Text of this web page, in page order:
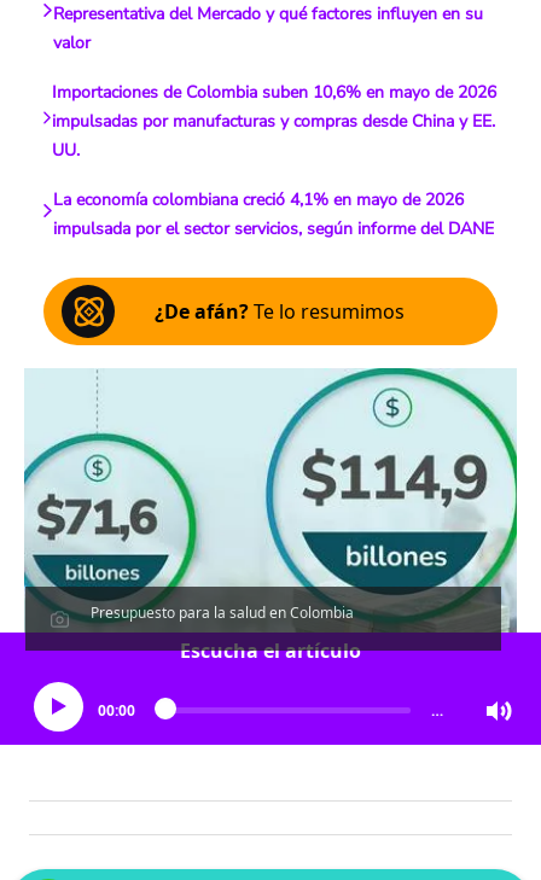
Representativa del Mercado y qué factores influyen en su
valor
Importaciones de Colombia suben 10,6% en mayo de 2026
impulsadas por manufacturas y compras desde China y EE.
UU.
La economía colombiana creció 4,1% en mayo de 2026
impulsada por el sector servicios, según informe del DANE
¿De afán?Te lo resumimos
Presupuesto para la salud en Colombia
Escucha el artículo
00:00 …